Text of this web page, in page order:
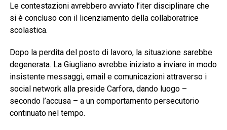
Le contestazioni avrebbero avviato l’iter disciplinare che
si è concluso con il licenziamento della collaboratrice
scolastica.
Dopo la perdita del posto di lavoro, la situazione sarebbe
degenerata. La Giugliano avrebbe iniziato a inviare in modo
insistente messaggi, email e comunicazioni attraverso i
social network alla preside Carfora, dando luogo –
secondo l’accusa – a un comportamento persecutorio
continuato nel tempo.